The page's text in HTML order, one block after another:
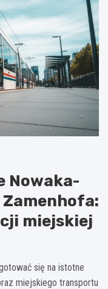
Nowaka-
miejskiej
się na istotne
miejskiego transportu